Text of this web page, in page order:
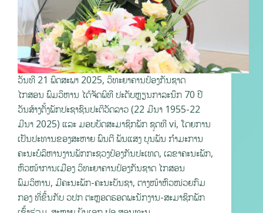
ວັນທີ 21 ພຶດສະພາ 2025, ວິທະຍາຄານປ້ອງກັນຊາດ
ໄກສອນ ພົມວິຫານ ໄດ້ຈັດພິທີ ປະດັບຫຼຽນກາລະນຶກ 70 ປີ
ວັນສ້າງຕັ້ງພັກປະຊາຊົນປະຕິວັດລາວ (22 ມີນາ 1955-22
ມີນາ 2025) ແລະ ມອບບັດສະມາຊິກພັກ ຊຸດທີ vi, ໂດຍການ
ເປັນປະທານຂອງສະຫາຍ ພົນຕີ ພັນແສງ ບຸນພັນ ກຳມະການ
ຄະນະບໍລິຫານງານພັກກະຊວງປ້ອງກັນປະເທດ, ເລຂາຄະນະພັກ,
ຫົວໜ້າການເມືອງ ວິທະຍາຄານປ້ອງກັນຊາດ ໄກສອນ
ພົມວິຫານ, ມີຄະນະພັກ-ຄະນະບັນຊາ, ຕາງໜ້າຫົວໜ່ວຍກົມ
ກອງ ທີ່ຂຶ້ນກັບ ວປກ ຕະຫຼອດຮອດພະນັກງານ-ສະມາຊິກພັກ